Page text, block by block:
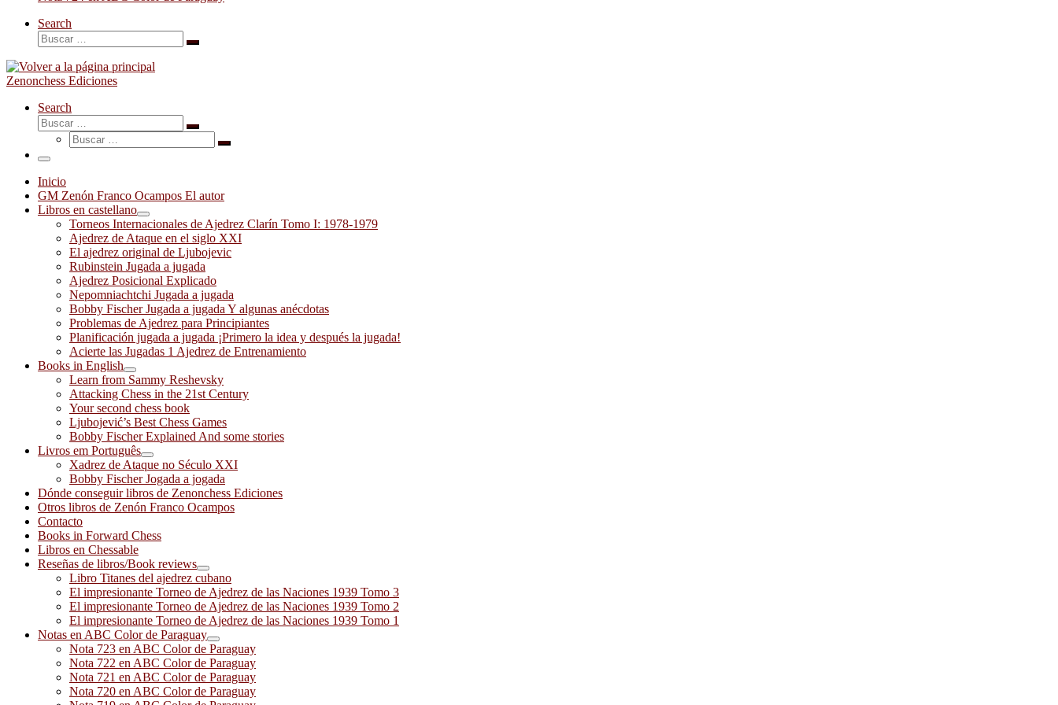
Search
Buscar
Buscar
Zenonchess Ediciones
Search
Buscar
Buscar
Buscar
Buscar
Menú
Inicio
GM Zenón Franco Ocampos El autor
Libros en castellano
Torneos Internacionales de Ajedrez Clarín Tomo I: 1978-1979
Ajedrez de Ataque en el siglo XXI
El ajedrez original de Ljubojevic
Rubinstein Jugada a jugada
Ajedrez Posicional Explicado
Nepomniachtchi Jugada a jugada
Bobby Fischer Jugada a jugada Y algunas anécdotas
Problemas de Ajedrez para Principiantes
Planificación jugada a jugada ¡Primero la idea y después la jugada!
Acierte las Jugadas 1 Ajedrez de Entrenamiento
Books in English
Learn from Sammy Reshevsky
Attacking Chess in the 21st Century
Your second chess book
Ljubojević’s Best Chess Games
Bobby Fischer Explained And some stories
Livros em Português
Xadrez de Ataque no Século XXI
Bobby Fischer Jogada a jogada
Dónde conseguir libros de Zenonchess Ediciones
Otros libros de Zenón Franco Ocampos
Contacto
Books in Forward Chess
Libros en Chessable
Reseñas de libros/Book reviews
Libro Titanes del ajedrez cubano
El impresionante Torneo de Ajedrez de las Naciones 1939 Tomo 3
El impresionante Torneo de Ajedrez de las Naciones 1939 Tomo 2
El impresionante Torneo de Ajedrez de las Naciones 1939 Tomo 1
Notas en ABC Color de Paraguay
Nota 723 en ABC Color de Paraguay
Nota 722 en ABC Color de Paraguay
Nota 721 en ABC Color de Paraguay
Nota 720 en ABC Color de Paraguay